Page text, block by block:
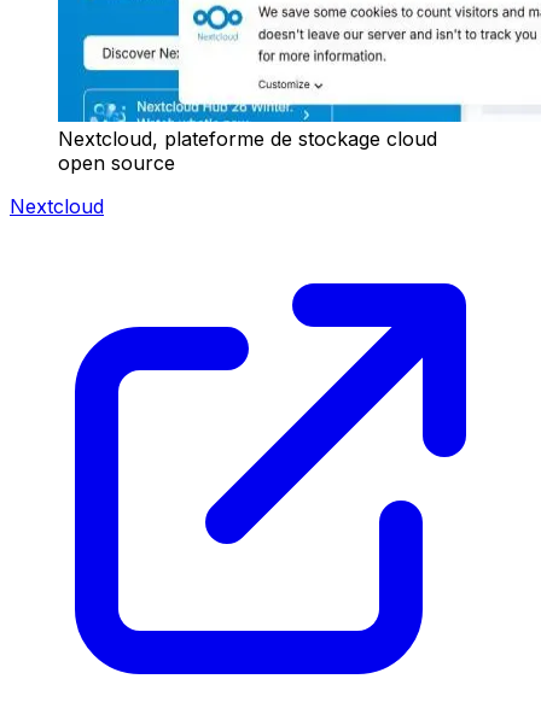
Nextcloud, plateforme de stockage cloud
open source
Nextcloud